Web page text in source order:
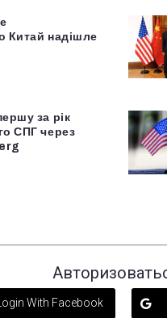
Китай надішле
за рік
СПГ через
Login With Facebook